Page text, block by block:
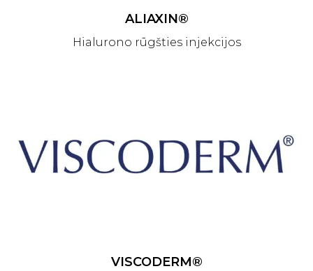
ALIAXIN®
Hialurono rūgšties injekcijos
VISCODERM®